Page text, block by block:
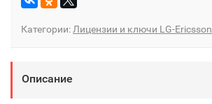
Категории: Лицензии и ключи LG-Ericsson
Описание